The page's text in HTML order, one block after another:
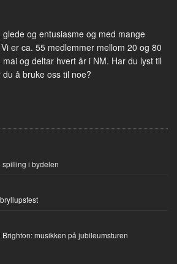
og entusiasme og med mange
er ca. 55 medlemmer mellom 20 og 80
og deltar hvert år i NM. Har du lyst til
å bruke oss til noe?
spilling i bydelen
Brighton: musikken på jubileumsturen